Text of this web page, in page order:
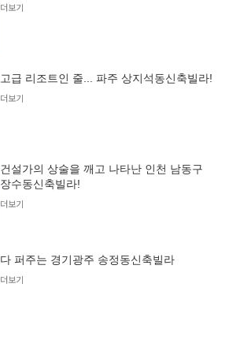
더보기
고급 리조트인 줄... 파주 상지석동신축빌라!
더보기
건설가의 상술을 깨고 나타난 인천 남동구
장수동신축빌라!
더보기
다 퍼주는 경기광주 송정동신축빌라
더보기